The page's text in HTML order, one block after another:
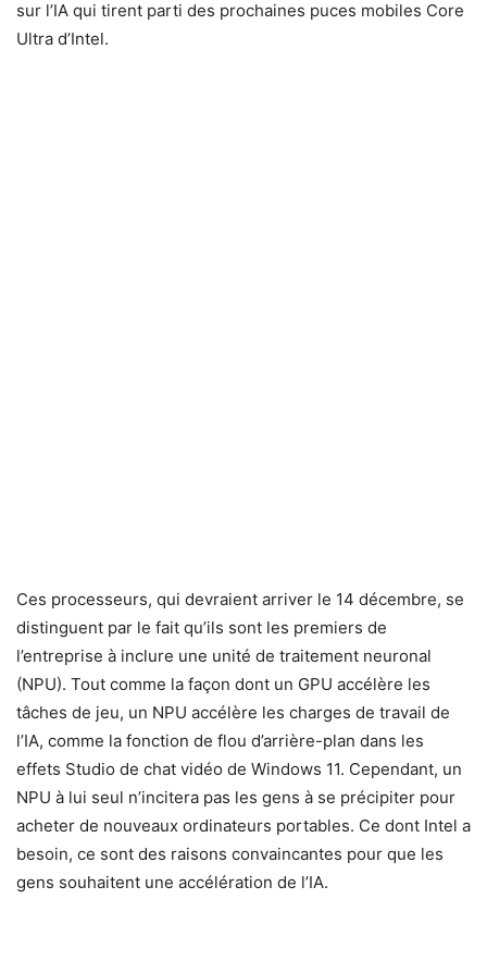
sur l’IA qui tirent parti des prochaines puces mobiles Core
Ultra d’Intel.
Ces processeurs, qui devraient arriver le 14 décembre, se
distinguent par le fait qu’ils sont les premiers de
l’entreprise à inclure une unité de traitement neuronal
(NPU). Tout comme la façon dont un GPU accélère les
tâches de jeu, un NPU accélère les charges de travail de
l’IA, comme la fonction de flou d’arrière-plan dans les
effets Studio de chat vidéo de Windows 11. Cependant, un
NPU à lui seul n’incitera pas les gens à se précipiter pour
acheter de nouveaux ordinateurs portables. Ce dont Intel a
besoin, ce sont des raisons convaincantes pour que les
gens souhaitent une accélération de l’IA.